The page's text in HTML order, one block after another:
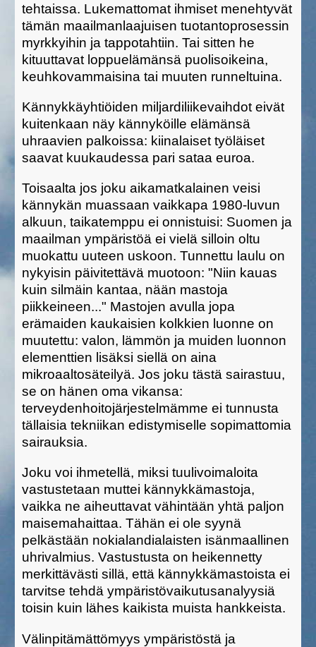
tehtaissa. Lukemattomat ihmiset menehtyvät
tämän maailmanlaajuisen tuotantoprosessin
myrkkyihin ja tappotahtiin. Tai sitten he
kituuttavat loppuelämänsä puolisoikeina,
keuhkovammaisina tai muuten runneltuina.
Kännykkäyhtiöiden miljardiliikevaihdot eivät
kuitenkaan näy kännyköille elämänsä
uhraavien palkoissa: kiinalaiset työläiset
saavat kuukaudessa pari sataa euroa.
Toisaalta jos joku aikamatkalainen veisi
kännykän muassaan vaikkapa 1980-luvun
alkuun, taikatemppu ei onnistuisi: Suomen ja
maailman ympäristöä ei vielä silloin oltu
muokattu uuteen uskoon. Tunnettu laulu on
nykyisin päivitettävä muotoon: "Niin kauas
kuin silmäin kantaa, nään mastoja
piikkeineen..." Mastojen avulla jopa
erämaiden kaukaisien kolkkien luonne on
muutettu: valon, lämmön ja muiden luonnon
elementtien lisäksi siellä on aina
mikroaaltosäteilyä. Jos joku tästä sairastuu,
se on hänen oma vikansa:
terveydenhoitojärjestelmämme ei tunnusta
tällaisia tekniikan edistymiselle sopimattomia
sairauksia.
Joku voi ihmetellä, miksi tuulivoimaloita
vastustetaan muttei kännykkämastoja,
vaikka ne aiheuttavat vähintään yhtä paljon
maisemahaittaa. Tähän ei ole syynä
pelkästään nokialandialaisten isänmaallinen
uhrivalmius. Vastustusta on heikennetty
merkittävästi sillä, että kännykkämastoista ei
tarvitse tehdä ympäristövaikutusanalyysiä
toisin kuin lähes kaikista muista hankkeista.
Välinpitämättömyys ympäristöstä ja